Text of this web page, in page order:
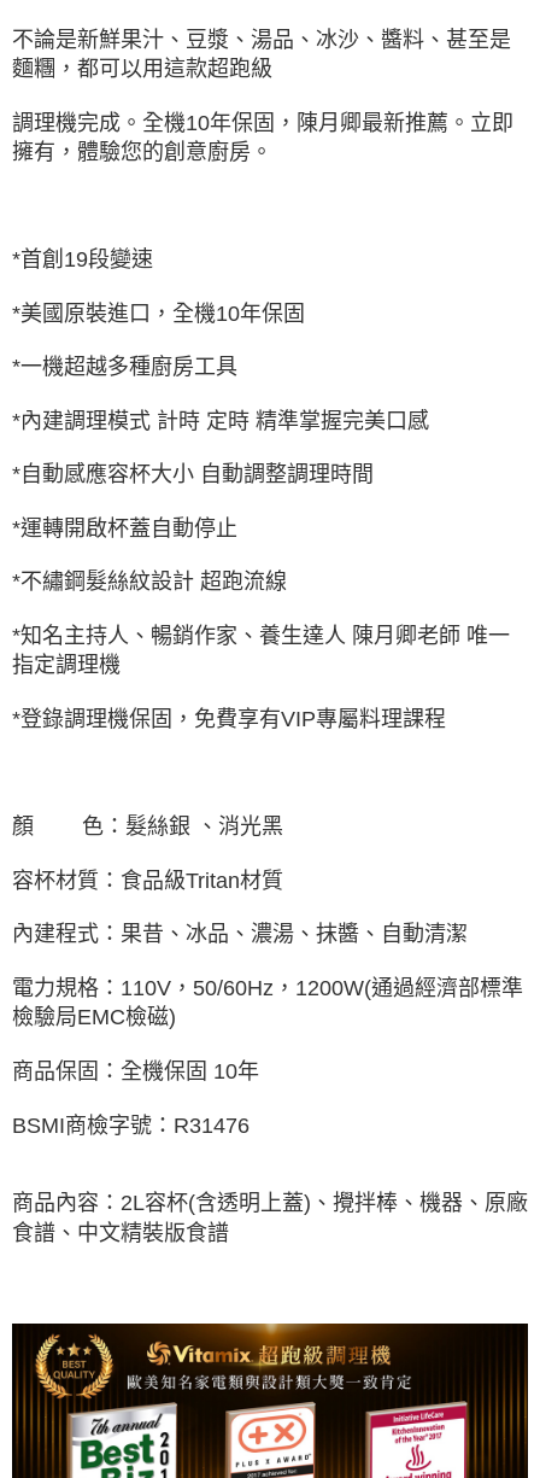
不論是新鮮果汁、豆漿、湯品、冰沙、醬料、甚至是
麵糰，都可以用這款超跑級
調理機完成。全機10年保固，陳月卿最新推薦。立即
擁有，體驗您的創意廚房。
*首創19段變速
*美國原裝進口，全機10年保固
*一機超越多種廚房工具
*內建調理模式 計時 定時 精準掌握完美口感
*自動感應容杯大小 自動調整調理時間
*運轉開啟杯蓋自動停止
*不繡鋼髮絲紋設計 超跑流線
*知名主持人、暢銷作家、養生達人 陳月卿老師 唯一
指定調理機
*登錄調理機保固，免費享有VIP專屬料理課程
顏 色：髮絲銀 、消光黑
容杯材質：食品級Tritan材質
內建程式：果昔、冰品、濃湯、抹醬、自動清潔
電力規格：110V，50/60Hz，1200W(通過經濟部標準
檢驗局EMC檢磁)
商品保固：全機保固 10年
BSMI商檢字號：R31476
商品內容：2L容杯(含透明上蓋)、攪拌棒、機器、原廠
食譜、中文精裝版食譜